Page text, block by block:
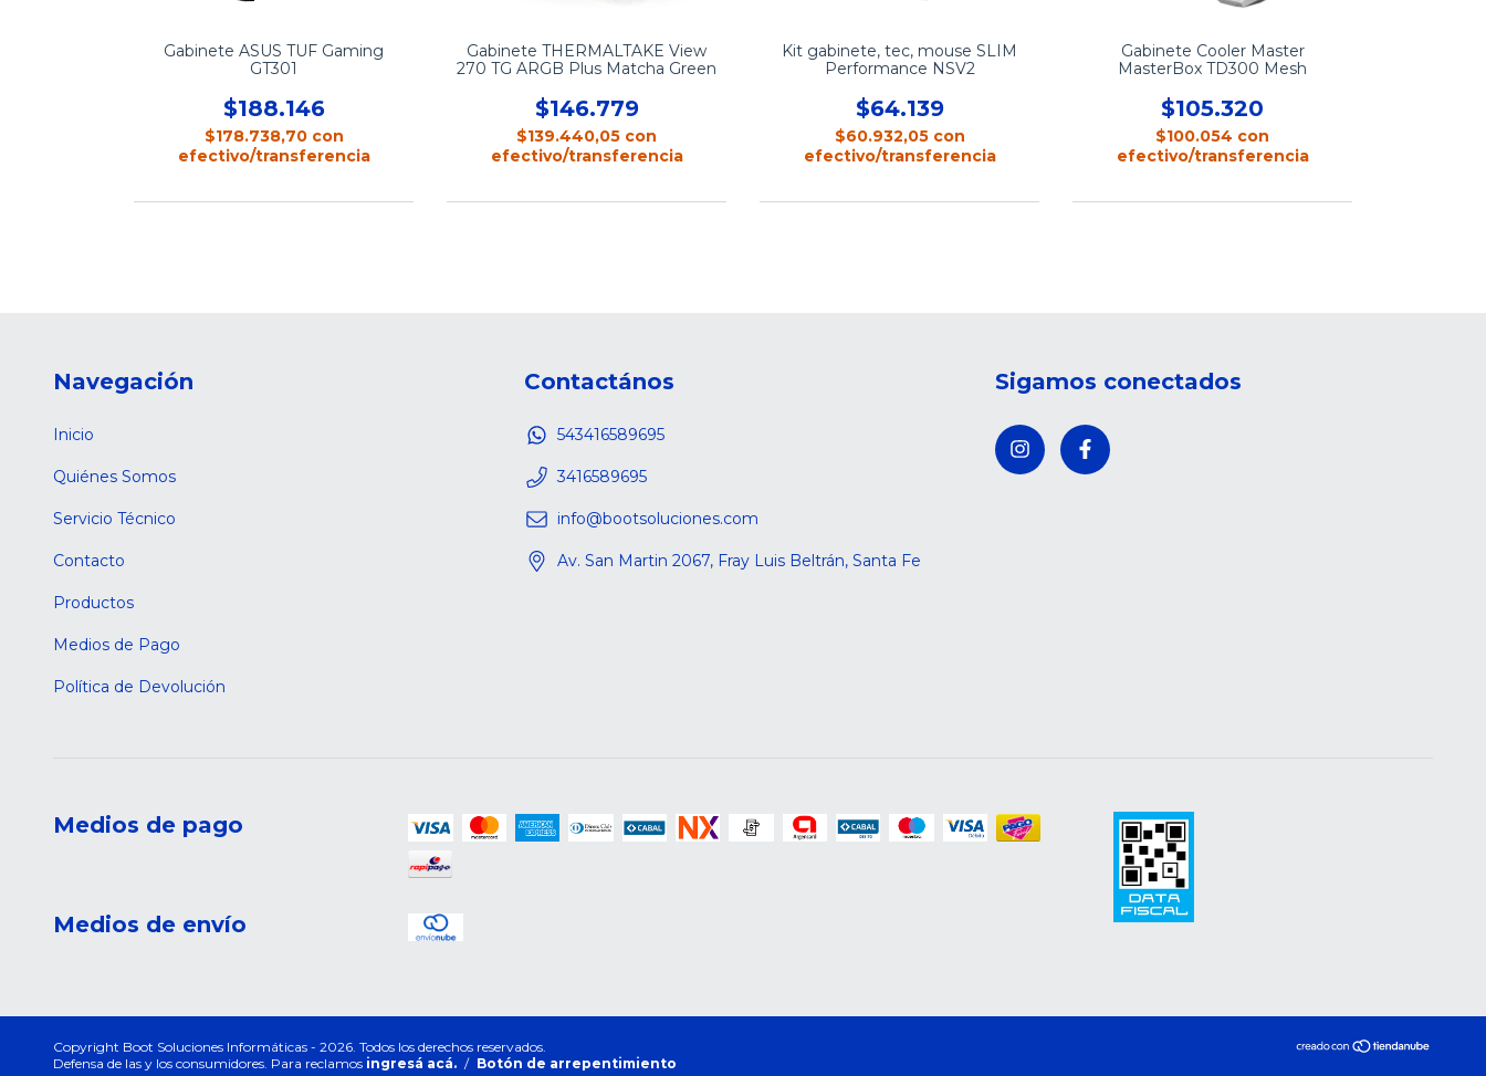
Gabinete ASUS TUF Gaming
GT301
$188.146
$178.738,70 con
efectivo/transferencia
Gabinete THERMALTAKE View
270 TG ARGB Plus Matcha Green
$146.779
$139.440,05 con
efectivo/transferencia
Kit gabinete, tec, mouse SLIM
Performance NSV2
$64.139
$60.932,05 con
efectivo/transferencia
Gabinete Cooler Master
MasterBox TD300 Mesh
$105.320
$100.054 con
efectivo/transferencia
Navegación
Inicio
Quiénes Somos
Servicio Técnico
Contacto
Productos
Medios de Pago
Política de Devolución
Contactános
543416589695
3416589695
info@bootsoluciones.com
Av. San Martin 2067, Fray Luis Beltrán, Santa Fe
Sigamos conectados
Medios de pago
Medios de envío
Copyright Boot Soluciones Informáticas - 2026. Todos los derechos reservados.
Defensa de las y los consumidores. Para reclamos ingresá acá. / Botón de arrepentimiento